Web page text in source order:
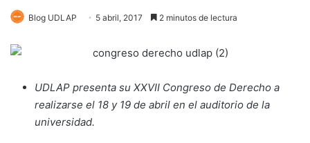
Blog UDLAP 5 abril, 2017 2 minutos de lectura
UDLAP presenta su XXVII Congreso de Derecho a
realizarse el 18 y 19 de abril en el auditorio de la
universidad.